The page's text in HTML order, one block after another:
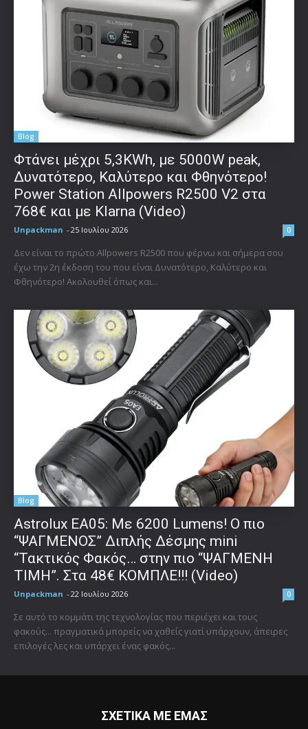
Blog
Φτάνει μέχρι 5,3KWh, με 5000W peak,
Δυνατότερο, Καλύτερο και Φθηνότερο!
Power Station Allpowers R2500 V2 στα
768€ και με Klarna (Video)
Unpackman - 25 Ιουλίου 2026 0
Δεν είναι το πρώτο Allpowers R2500 που φέρνω και σήμερα σου
έχω την 2η έκδοση του που είναι Δυνατότερο, Καλύτερο και
Φθηνότερο! Ακολουθεί όπως και...
Blog
Astrolux ΕΑ05: Με 6200 Lumens! Ο πιο
“ΨΑΓΜΕΝΟΣ” Διπλής Δέσμης mini
“Τακτικός Φακός… στην πιο “ΨΑΓΜΕΝΗ
ΤΙΜΗ”. Στα 48€ ΚΟΜΠΛΕ!!! (Video)
Unpackman - 22 Ιουλίου 2026 0
Σε αυτό το κομμάτι της τεχνολογίας που περιέχει και τους
φακούς... πραγματικά μπορείς να χαθείς γιατί υπάρχουν, άπειρες
επιλογές λες και υπάρχει ένας φακός...
ΣΧΕΤΙΚΑ ΜΕ ΕΜΑΣ